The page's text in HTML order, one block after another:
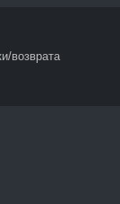
возврата